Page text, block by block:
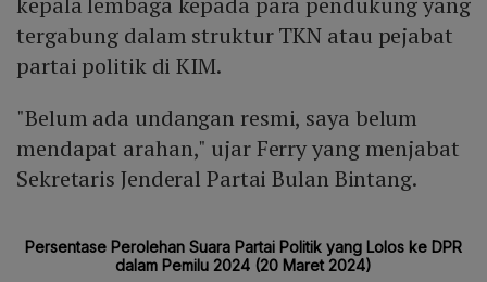
tergabung dalam struktur TKN atau pejabat
partai politik di KIM.
"Belum ada undangan resmi, saya belum
mendapat arahan," ujar Ferry yang menjabat
Sekretaris Jenderal Partai Bulan Bintang.